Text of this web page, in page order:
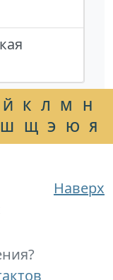
Й К Л М
Н
Ш Щ Э Ю Я
Наверх